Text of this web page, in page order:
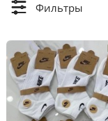
Фильтры